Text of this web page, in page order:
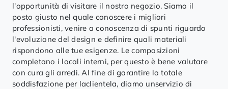
l'opportunità di visitare il nostro negozio. Siamo il
posto giusto nel quale conoscere i migliori
professionisti, venire a conoscenza di spunti riguardo
l'evoluzione del design e definire quali materiali
rispondono alle tue esigenze. Le composizioni
completano i locali interni, per questo è bene valutare
con cura gli arredi. Al fine di garantire la totale
soddisfazione per laclientela, diamo unservizio di